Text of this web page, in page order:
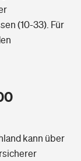
(10-33). Für
kann über